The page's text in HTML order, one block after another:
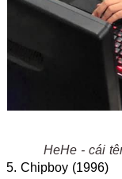
HeHe - cái
5. Chipboy (1996)